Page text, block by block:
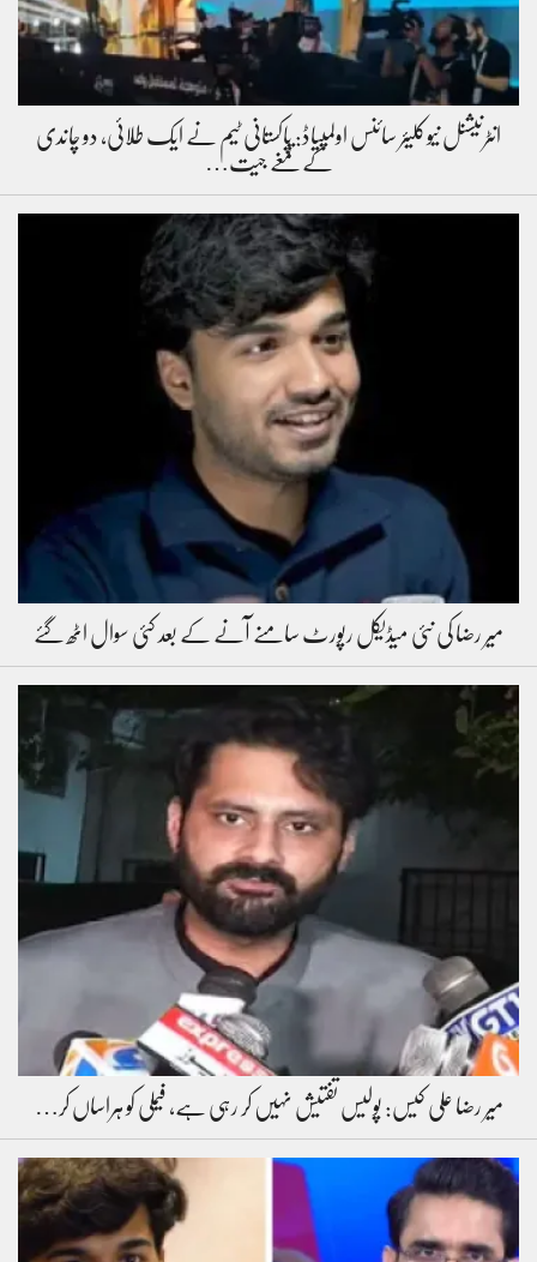
انٹرنیشنل نیوکلیئر سائنس اولمپیاڈ: پاکستانی ٹیم نے ایک طلائی، دو چاندی
کے تمغے جیت…
میر رضا کی نئی میڈیکل رپورٹ سامنے آنے کے بعد کئی سوال اٹھ گئے
میر رضا علی کیس: پولیس تفتیش نہیں کر رہی ہے، فیملی کو ہراساں کر…